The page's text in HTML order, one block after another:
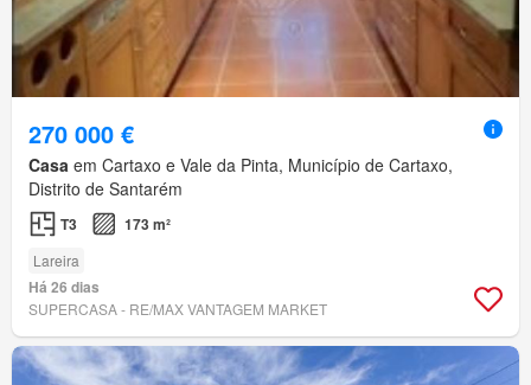
270 000 €
Casa em Cartaxo e Vale da Pinta, Município de Cartaxo,
Distrito de Santarém
T3 173 m²
Lareira
Há 26 dias
SUPERCASA - RE/MAX VANTAGEM MARKET